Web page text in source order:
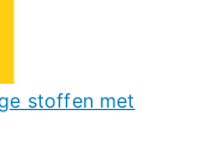
stoffen met